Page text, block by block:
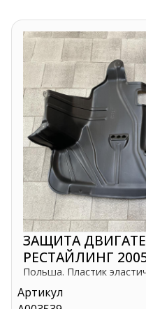
ЗАЩИТА
РЕСТАЙЛИНГ
Польша. Пластик
Артикул